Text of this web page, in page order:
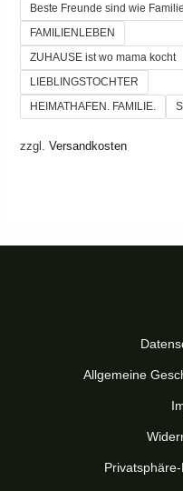
Beste Freunde sind wie Familie
FAMILIENLEBEN
ZUHAUSE ist wo mama kocht
LIEBLINGSTOCHTER
HEIMATHAFEN. FAMILIE.
zzgl. Versandkosten
Allgemeine